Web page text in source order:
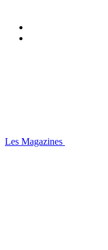
Les Magazines